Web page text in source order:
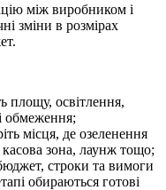
між виробником і
зміни в розмірах
площу, освітлення,
обмеження;
місця, де озеленення
зона, лаунж тощо;
строки та вимоги
обираються готові